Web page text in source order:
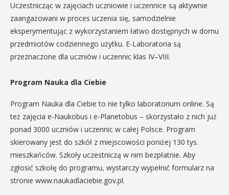
Uczestnicząc w zajęciach uczniowie i uczennice są aktywnie
zaangażowani w proces uczenia się, samodzielnie
eksperymentując z wykorzystaniem łatwo dostępnych w domu
przedmiotów codziennego użytku. E-Laboratoria są
przeznaczone dla uczniów i uczennic klas IV–VIII.
Program Nauka dla Ciebie
Program Nauka dla Ciebie to nie tylko laboratorium online. Są
też zajęcia e-Naukobus i e-Planetobus – skorzystało z nich już
ponad 3000 uczniów i uczennic w całej Polsce. Program
skierowany jest do szkół z miejscowości poniżej 130 tys.
mieszkańców. Szkoły uczestniczą w nim bezpłatnie. Aby
zgłosić szkołę do programu, wystarczy wypełnić formularz na
stronie www.naukadlaciebie.gov.pl.